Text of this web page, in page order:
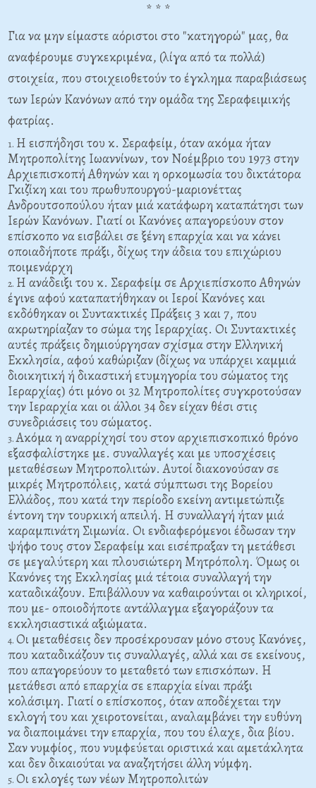
* * *
Για να μην είμαστε αόριστοι στο "κατηγορώ" μας, θα
αναφέρουμε συγκεκριμένα, (λίγα από τα πολλά)
στοιχεία, που στοιχειοθετούν το έγκλημα παραβιάσεως
των Ιερών Κανόνων από την ομάδα της Σεραφειμικής
φατρίας.
Η εισπήδησι του κ. Σεραφείμ, όταν ακόμα ήταν
Μητροπολίτης Ιωαννίνων, τον Νοέμβριο του 1973 στην
Αρχιεπισκοπή Αθηνών και η ορκομωσία του δικτάτορα
Γκιζίκη και του πρωθυπουργού-μαριονέττας
Ανδρουτσοπούλου ήταν μιά κατάφωρη καταπάτησι των
Ιερών Κανόνων. Γιατί οι Κανόνες απαγορεύουν στον
επίσκοπο να εισβάλει σε ξένη επαρχία και να κάνει
οποιαδήποτε πράξι, δίχως την άδεια του επιχώριου
ποιμενάρχη
Η ανάδειξι του κ. Σεραφείμ σε Αρχιεπίσκοπο Αθηνών
έγινε αφού καταπατήθηκαν οι Ιεροί Κανόνες και
εκδόθηκαν οι Συντακτικές Πράξεις 3 και 7, που
ακρωτηρίαζαν το σώμα της Ιεραρχίας. Οι Συντακτικές
αυτές πράξεις δημιούργησαν σχίσμα στην Ελληνική
Εκκλησία, αφού καθώριζαν (δίχως να υπάρχει καμμιά
διοικητική ή δικαστική ετυμηγορία του σώματος της
Ιεραρχίας) ότι μόνο οι 32 Μητροπολίτες συγκροτούσαν
την Ιεραρχία και οι άλλοι 34 δεν είχαν θέσι στις
συνεδριάσεις του σώματος.
Ακόμα η αναρρίχησί του στον αρχιεπισκοπικό θρόνο
εξασφαλίστηκε με. συναλλαγές και με υποσχέσεις
μεταθέσεων Μητροπολιτών. Αυτοί διακονούσαν σε
μικρές Μητροπόλεις, κατά σύμπτωσι της Βορείου
Ελλάδος, που κατά την περίοδο εκείνη αντιμετώπιζε
έντονη την τουρκική απειλή. Η συναλλαγή ήταν μιά
καραμπινάτη Σιμωνία. Οι ενδιαφερόμενοι έδωσαν την
ψήφο τους στον Σεραφείμ και εισέπραξαν τη μετάθεσι
σε μεγαλύτερη και πλουσιώτερη Μητρόπολη. Όμως οι
Κανόνες της Εκκλησίας μιά τέτοια συναλλαγή την
καταδικάζουν. Επιβάλλουν να καθαιρούνται οι κληρικοί,
που με- οποιοδήποτε αντάλλαγμα εξαγοράζουν τα
εκκλησιαστικά αξιώματα.
Οι μεταθέσεις δεν προσέκρουσαν μόνο στους Κανόνες,
που καταδικάζουν τις συναλλαγές, αλλά και σε εκείνους,
που απαγορεύουν το μεταθετό των επισκόπων. Η
μετάθεσι από επαρχία σε επαρχία είναι πράξι
κολάσιμη. Γιατί ο επίσκοπος, όταν αποδέχεται την
εκλογή του και χειροτονείται, αναλαμβάνει την ευθύνη
να διαποιμάνει την επαρχία, που του έλαχε, δια βίου.
Σαν νυμφίος, που νυμφεύεται οριστικά και αμετάκλητα
και δεν δικαιούται να αναζητήσει άλλη νύμφη.
Οι εκλογές των νέων Μητροπολιτών